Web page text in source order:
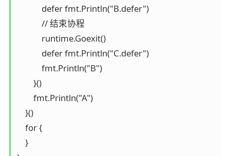
            defer fmt.Println("B.defer")
            // 结束协程
            runtime.Goexit()
            defer fmt.Println("C.defer")
            fmt.Println("B")
        }()
        fmt.Println("A")
    }()
    for {
    }